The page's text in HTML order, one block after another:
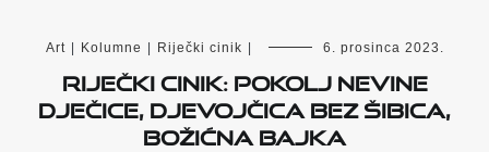
Art Kolumne Riječki cinik 6. prosinca 2023.
Riječki cinik: Pokolj nevine
dječice, Djevojčica bez šibica,
Božićna bajka